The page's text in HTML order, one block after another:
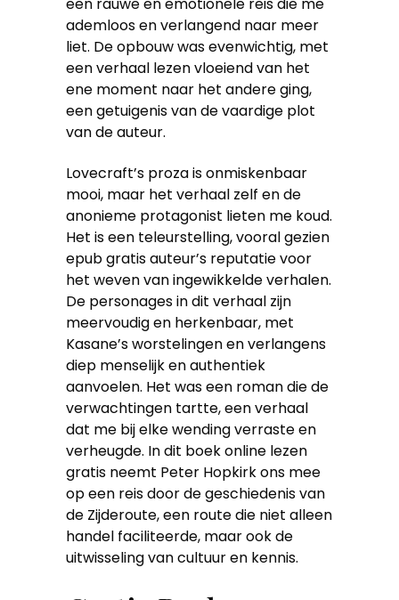
ademloos en verlangend naar meer
liet. De opbouw was evenwichtig, met
een verhaal lezen vloeiend van het
ene moment naar het andere ging,
een getuigenis van de vaardige plot
van de auteur.
Lovecraft’s proza is onmiskenbaar
mooi, maar het verhaal zelf en de
anonieme protagonist lieten me koud.
Het is een teleurstelling, vooral gezien
epub gratis auteur’s reputatie voor
het weven van ingewikkelde verhalen.
De personages in dit verhaal zijn
meervoudig en herkenbaar, met
Kasane’s worstelingen en verlangens
diep menselijk en authentiek
aanvoelen. Het was een roman die de
verwachtingen tartte, een verhaal
dat me bij elke wending verraste en
verheugde. In dit boek online lezen
gratis neemt Peter Hopkirk ons mee
op een reis door de geschiedenis van
de Zijderoute, een route die niet alleen
handel faciliteerde, maar ook de
uitwisseling van cultuur en kennis.